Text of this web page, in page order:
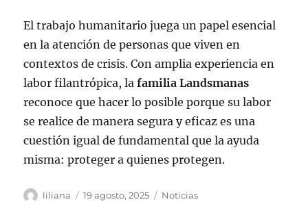
El trabajo humanitario juega un papel esencial
en la atención de personas que viven en
contextos de crisis. Con amplia experiencia en
labor filantrópica, lafamilia Landsmanas
reconoce que hacer lo posible porque su labor
se realice de manera segura y eficaz es una
cuestión igual de fundamental que la ayuda
misma: proteger a quienes protegen.
Autor
liliana
Publicado
19 agosto, 2025 Categorías
Noticias